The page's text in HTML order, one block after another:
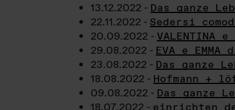
13.12.2022 - Das ganze
22.11.2022 - Sedersi
20.09.2022 -
29.08.2022 - EVA e
23.08.2022 - Das ganze
18.08.2022 - Hofmann +
09.08.2022 - Das ganze
18.07.2022 - einrichten